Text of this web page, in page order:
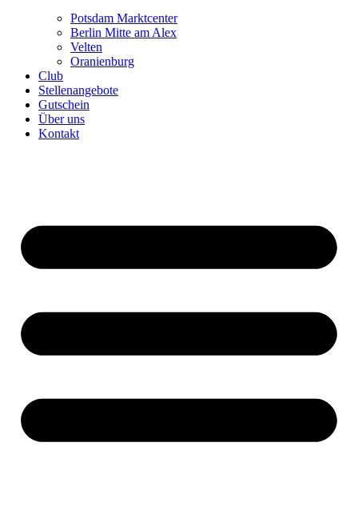
Potsdam Marktcenter
Berlin Mitte am Alex
Velten
Oranienburg
Club
Stellenangebote
Gutschein
Über uns
Kontakt